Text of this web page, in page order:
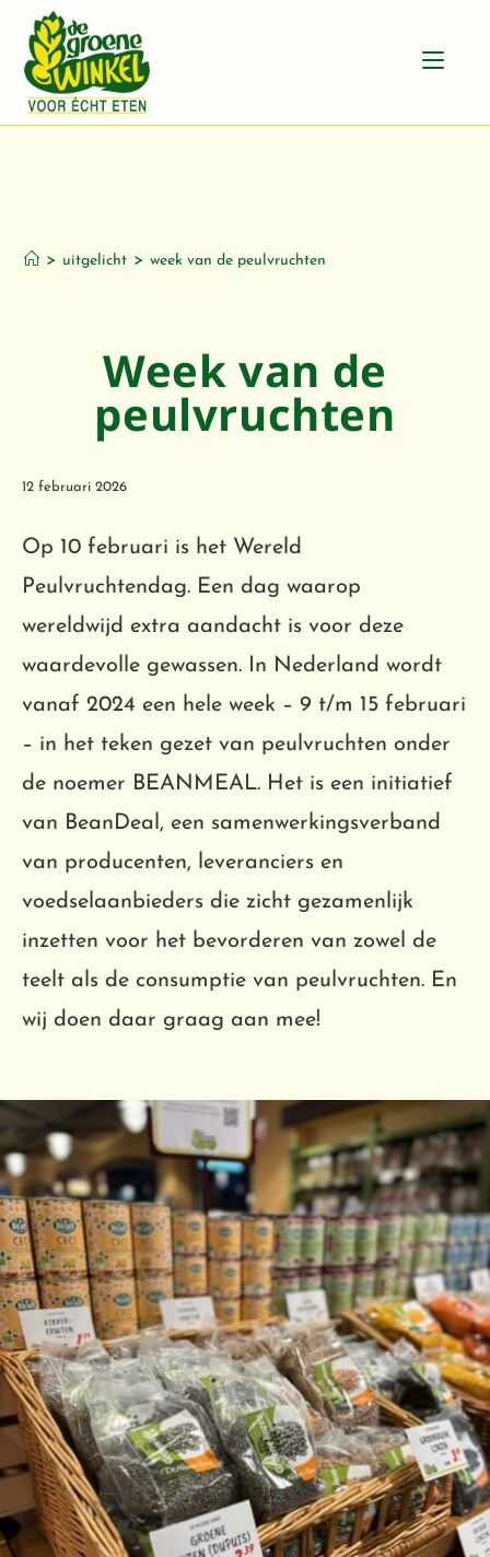
> uitgelicht > week van de peulvruchten
Week van de
peulvruchten
12 februari 2026
Op 10 februari is het Wereld
Peulvruchtendag. Een dag waarop
wereldwijd extra aandacht is voor deze
waardevolle gewassen. In Nederland wordt
vanaf 2024 een hele week – 9 t/m 15 februari
– in het teken gezet van peulvruchten onder
de noemer BEANMEAL. Het is een initiatief
van BeanDeal, een samenwerkingsverband
van producenten, leveranciers en
voedselaanbieders die zicht gezamenlijk
inzetten voor het bevorderen van zowel de
teelt als de consumptie van peulvruchten. En
wij doen daar graag aan mee!